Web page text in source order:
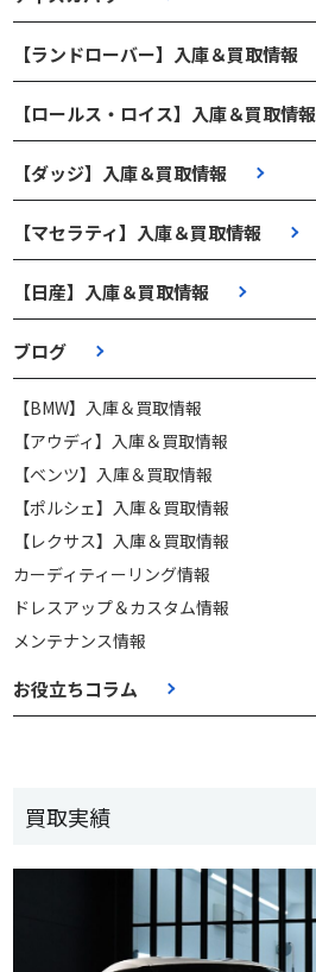
【ランドローバー】入庫＆買取情報
【ロールス・ロイス】入庫＆買取情報
【ダッジ】入庫＆買取情報
【マセラティ】入庫＆買取情報
【日産】入庫＆買取情報
ブログ
【BMW】入庫＆買取情報
【アウディ】入庫＆買取情報
【ベンツ】入庫＆買取情報
【ポルシェ】入庫＆買取情報
【レクサス】入庫＆買取情報
カーディティーリング情報
ドレスアップ＆カスタム情報
メンテナンス情報
お役立ちコラム
買取実績